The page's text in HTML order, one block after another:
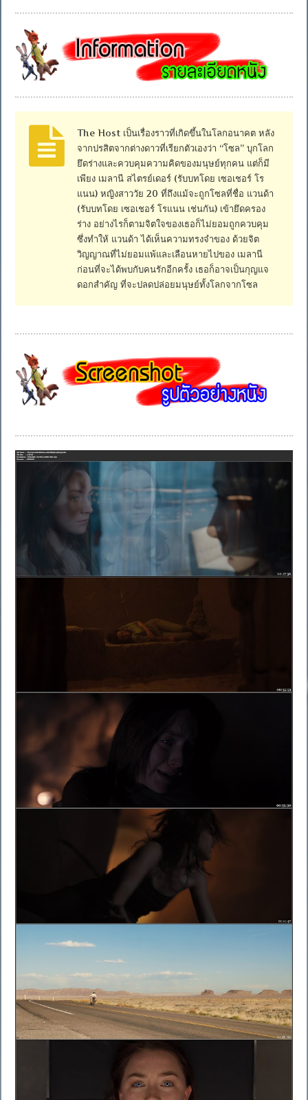
The Host เป็นเรื่องราวที่เกิดขึ้นในโลกอนาคต หลัง
จากปรสิตจากต่างดาวที่เรียกตัวเองว่า “โซล” บุกโลก
ยึดร่างและควบคุมความคิดของมนุษย์ทุกคน แต่ก็มี
เพียง เมลานี สไตรย์เดอร์ (รับบทโดย เซอเชอร์ โร
แนน) หญิงสาววัย 20 ที่ถึงแม้จะถูกโซลที่ชื่อ แวนด้า
(รับบทโดย เซอเชอร์ โรแนน เช่นกัน) เข้ายึดครอง
ร่าง อย่างไรก็ตามจิตใจของเธอก็ไม่ยอมถูกควบคุม
ซึ่งทำให้ แวนด้า ได้เห็นความทรงจำของ ด้วยจิต
วิญญาณที่ไม่ยอมแพ้และเลือนหายไปของ เมลานี
ก่อนที่จะได้พบกับคนรักอีกครั้ง เธอก็อาจเป็นกุญแจ
ดอกสำคัญ ที่จะปลดปล่อยมนุษย์ทั้งโลกจากโซล